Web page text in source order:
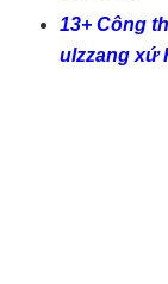
13+ Công
ulzzang xứ